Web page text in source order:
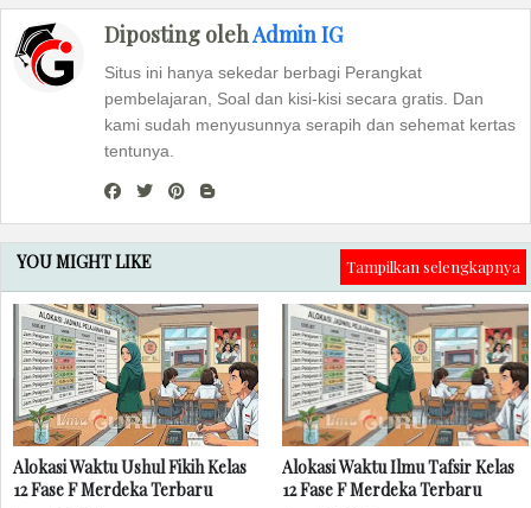
Diposting olehAdmin IG
Situs ini hanya sekedar berbagi Perangkat
pembelajaran, Soal dan kisi-kisi secara gratis. Dan
kami sudah menyusunnya serapih dan sehemat kertas
tentunya.
YOU MIGHT LIKE Tampilkan selengkapnya
Alokasi Waktu Ushul Fikih Kelas
12 Fase F Merdeka Terbaru
Alokasi Waktu Ilmu Tafsir Kelas
12 Fase F Merdeka Terbaru